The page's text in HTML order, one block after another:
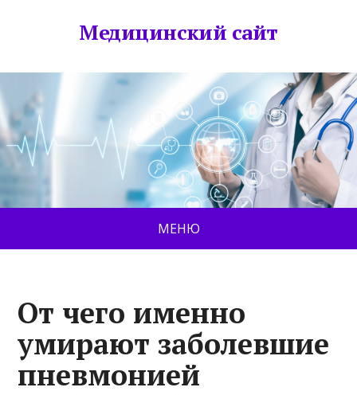
Медицинский сайт
МЕНЮ
От чего именно
умирают заболевшие
пневмонией